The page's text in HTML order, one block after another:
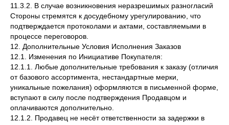
11.3.2. В случае возникновения неразрешимых разногласий
Стороны стремятся к досудебному урегулированию, что
подтверждается протоколами и актами, составляемыми в
процессе переговоров.
12. Дополнительные Условия Исполнения Заказов
12.1. Изменения по Инициативе Покупателя:
12.1.1. Любые дополнительные требования к заказу (отличия
от базового ассортимента, нестандартные мерки,
уникальные пожелания) оформляются в письменной форме,
вступают в силу после подтверждения Продавцом и
оплачиваются дополнительно.
12.1.2. Продавец не несёт ответственности за задержки в